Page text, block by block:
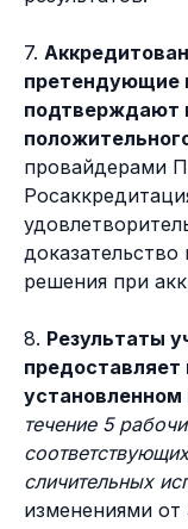
7.
претендующие
подтверждают
провайдерами
решения при
8. Результаты
предоставляет
течение 5
сличительных
изменениями от